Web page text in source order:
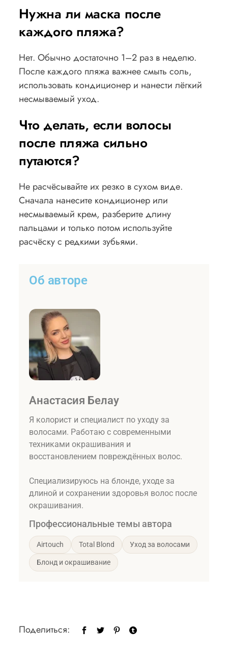
Нужна ли маска после
каждого пляжа?
Нет. Обычно достаточно 1–2 раз в неделю.
После каждого пляжа важнее смыть соль,
использовать кондиционер и нанести лёгкий
несмываемый уход.
Что делать, если волосы
после пляжа сильно
путаются?
Не расчёсывайте их резко в сухом виде.
Сначала нанесите кондиционер или
несмываемый крем, разберите длину
пальцами и только потом используйте
расчёску с редкими зубьями.
Об авторе
Анастасия Белау
Я колорист и специалист по уходу за
волосами. Работаю с современными
техниками окрашивания и
восстановлением повреждённых волос.
Специализируюсь на блонде, уходе за
длиной и сохранении здоровья волос после
окрашивания.
Профессиональные темы автора
Airtouch Total Blond Уход за волосами
Блонд и окрашивание
Поделиться: